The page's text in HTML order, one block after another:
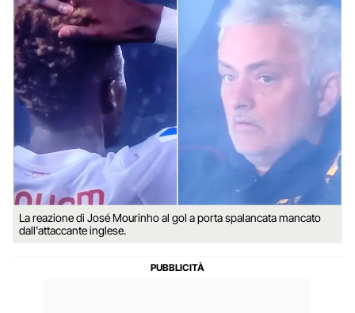
La reazione di José Mourinho al gol a porta spalancata mancato
dall'attaccante inglese.